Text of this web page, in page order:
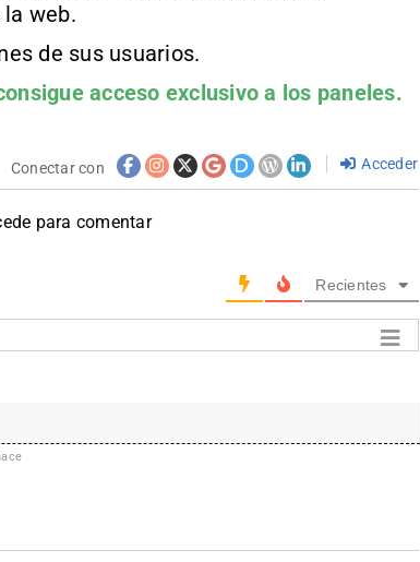
web.
de sus usuarios.
acceso exclusivo a los paneles.
Conectar con Acceder
para comentar
Recientes